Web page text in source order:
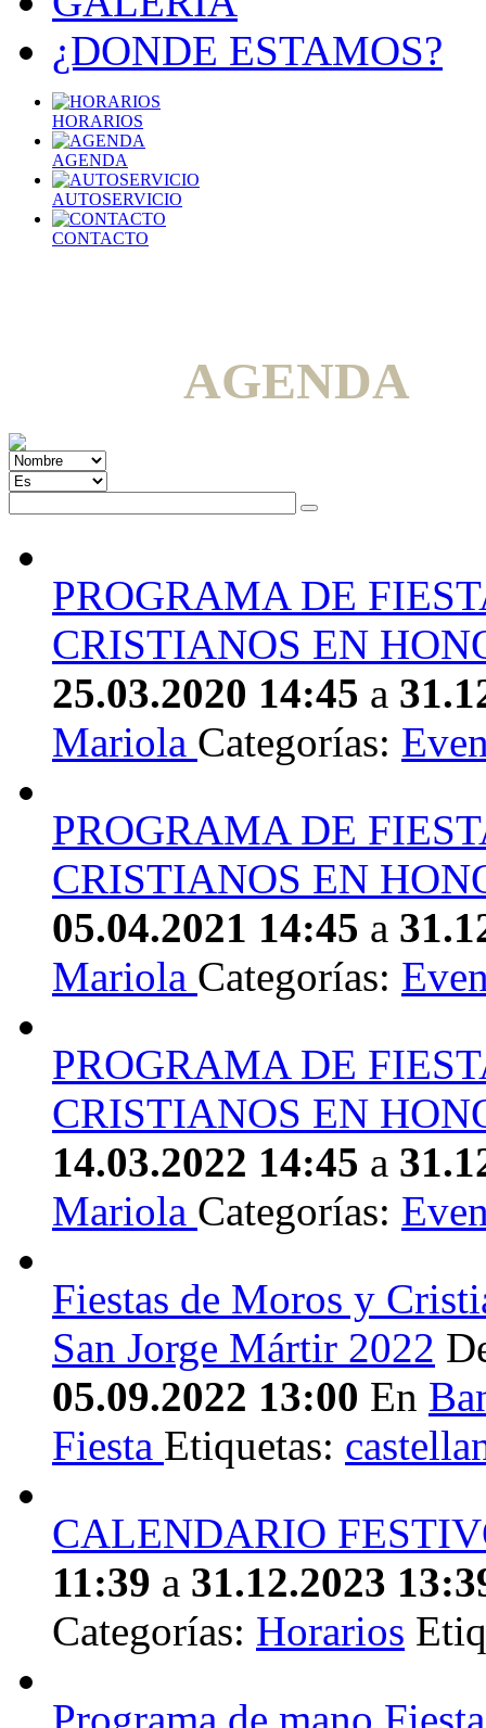
¿DONDE ESTAMOS?
HORARIOS
AGENDA
AUTOSERVICIO
CONTACTO
AGENDA
PROGRAMA DE
CRISTIANOS EN
25.03.2020 14:45 a
Mariola Categorías:
PROGRAMA DE
CRISTIANOS EN
05.04.2021 14:45 a
Mariola Categorías:
PROGRAMA DE
CRISTIANOS EN
14.03.2022 14:45 a
Mariola Categorías:
Fiestas de Moros y
San Jorge Mártir 2022
05.09.2022 13:00 En
Fiesta Etiquetas:
CALENDARIO
11:39 a 31.12.2023
Categorías: Horarios